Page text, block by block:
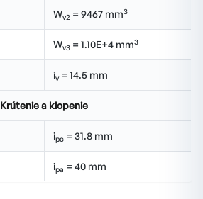
Wv2 = 9467 mm3
Wv3 = 1.10E+4 mm3
iv= 14.5 mm
Krútenie a klopenie
ipc = 31.8 mm
ipa = 40 mm